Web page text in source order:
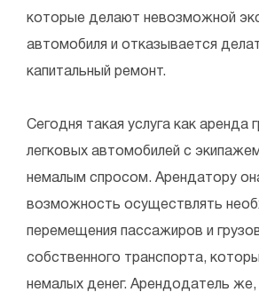
которые делают невозможной
автомобиля и отказывается
капитальный ремонт.
Сегодня такая услуга как аренда
легковых автомобилей с
немалым спросом. Арендатору
возможность осуществлять
перемещения пассажиров и
собственного транспорта,
немалых денег. Арендодатель